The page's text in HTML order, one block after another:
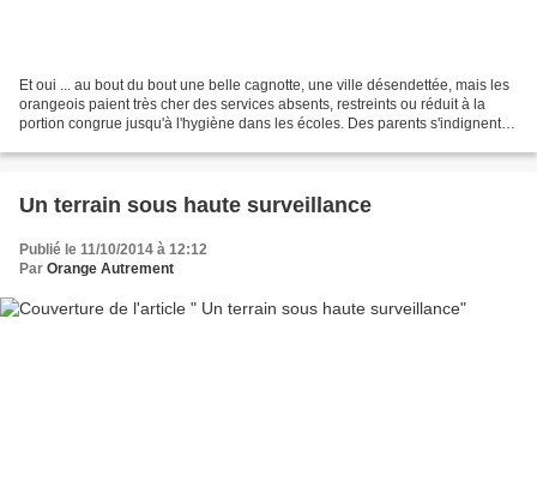
Et oui ... au bout du bout une belle cagnotte, une ville désendettée, mais les
orangeois paient très cher des services absents, restreints ou réduit à la
portion congrue jusqu'à l'hygiène dans les écoles. Des parents s'indignent et
Un terrain sous haute surveillance
Publié le 11/10/2014 à 12:12
Par Orange Autrement